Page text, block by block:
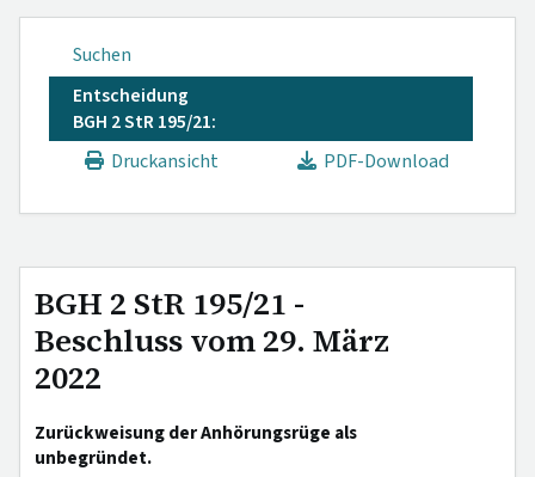
Suchen
Entscheidung
BGH 2 StR 195/21:
Druckansicht
PDF-Download
BGH 2 StR 195/21 -
Beschluss vom 29. März
2022
Zurückweisung der Anhörungsrüge als
unbegründet.